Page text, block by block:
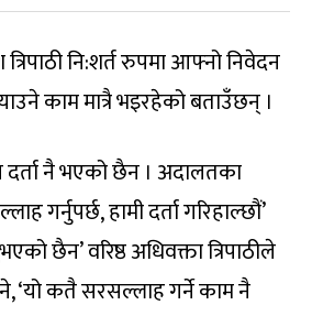
त्रिपाठी नि:शर्त रुपमा आफ्नो निवेदन
काम मात्रै भइरहेको बताउँछन् ।
दर्ता नै भएको छैन । अदालतका
गर्नुपर्छ, हामी दर्ता गरिहाल्छौं’
छैन’ वरिष्ठ अधिवक्ता त्रिपाठीले
कतै सरसल्लाह गर्ने काम नै